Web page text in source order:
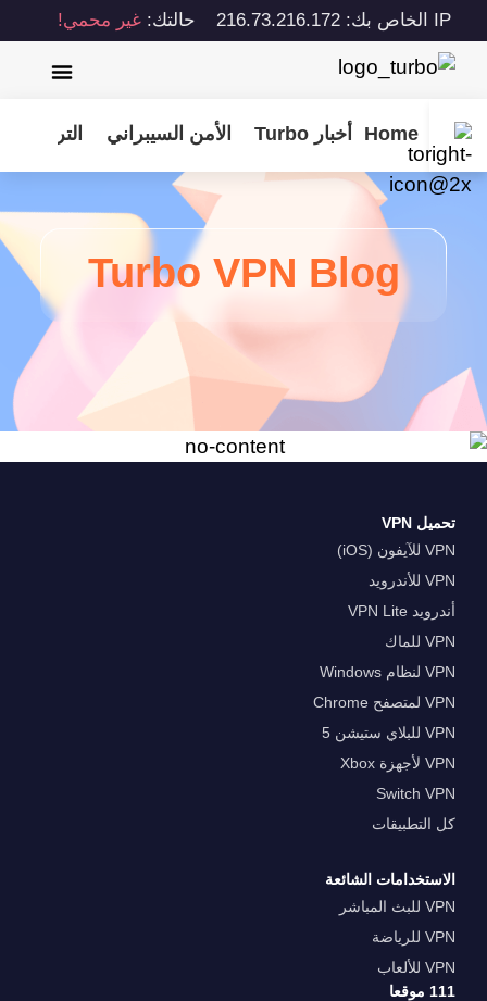
IP الخاص بك: 216.73.216.172 حالتك:غير محمي!
Home أخبار Turbo الأمن السيبراني الترفيه
Turbo VPN Blog
تحميل VPN
VPN للآيفون (iOS)
VPN للأندرويد
أندرويد VPN Lite
VPN للماك
VPN لنظام Windows
VPN لمتصفح Chrome
VPN للبلاي ستيشن 5
VPN لأجهزة Xbox
Switch VPN
كل التطبيقات
الاستخدامات الشائعة
VPN للبث المباشر
VPN للرياضة
VPN للألعاب
111 موقعا